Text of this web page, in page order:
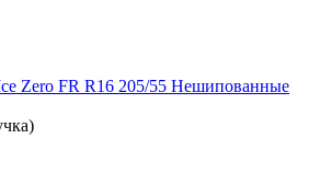
Zero FR R16 205/55 Нешипованные